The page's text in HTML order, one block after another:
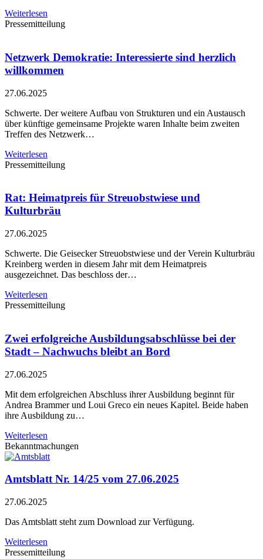
Weiterlesen
Pressemitteilung
Netzwerk Demokratie: Interessierte sind herzlich
willkommen
27.06.2025
Schwerte. Der weitere Aufbau von Strukturen und ein Austausch
über künftige gemeinsame Projekte waren Inhalte beim zweiten
Treffen des Netzwerk…
Weiterlesen
Pressemitteilung
Rat: Heimatpreis für Streuobstwiese und
Kulturbräu
27.06.2025
Schwerte. Die Geisecker Streuobstwiese und der Verein Kulturbräu
Kreinberg werden in diesem Jahr mit dem Heimatpreis
ausgezeichnet. Das beschloss der…
Weiterlesen
Pressemitteilung
Zwei erfolgreiche Ausbildungsabschlüsse bei der
Stadt – Nachwuchs bleibt an Bord
27.06.2025
Mit dem erfolgreichen Abschluss ihrer Ausbildung beginnt für
Andrea Brammer und Loui Greco ein neues Kapitel. Beide haben
ihre Ausbildung zu…
Weiterlesen
Bekanntmachungen
Amtsblatt Nr. 14/25 vom 27.06.2025
27.06.2025
Das Amtsblatt steht zum Download zur Verfügung.
Weiterlesen
Pressemitteilung